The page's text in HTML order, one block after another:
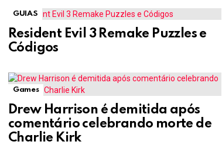
GUIAS
Resident Evil 3 Remake Puzzles e
Códigos
Games
Drew Harrison é demitida após
comentário celebrando morte de
Charlie Kirk